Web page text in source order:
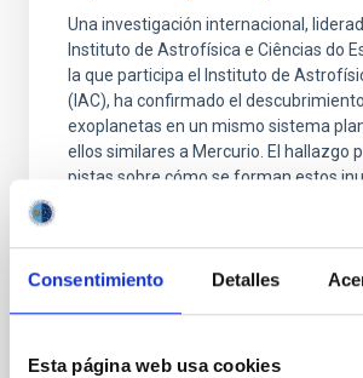
Consentimiento Detalles
Esta página web usa cookies
Una investigación internacional,
Instituto de Astrofísica e Ciências do
la que participa el Instituto de
(IAC), ha confirmado el
exoplanetas en un mismo sistema
ellos similares a Mercurio. El hallazgo
pistas sobre cómo se forman estos
planetas de muy alta densidad. El
equipo científico internacional ha
sistema con tres supertierras y dos
Fecha de publicación